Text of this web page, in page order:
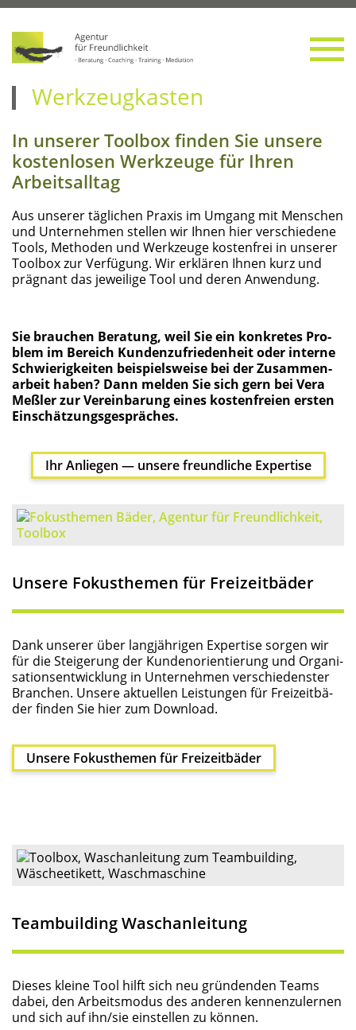
Tool­box — unser
Werkzeugkasten
In unse­rer Tool­box fin­den Sie unse­re
kos­ten­lo­sen Werk­zeu­ge für Ihren
Arbeitsalltag
Aus unse­rer täg­li­chen Pra­xis im Umgang mit Men­schen
und Unter­neh­men stel­len wir Ihnen hier ver­schie­de­ne
Tools, Metho­den und Werk­zeu­ge kos­ten­frei in unse­rer
Tool­box zur Ver­fü­gung. Wir erklä­ren Ihnen kurz und
prä­gnant das jewei­li­ge Tool und deren Anwendung.
Sie brau­chen Bera­tung, weil Sie ein kon­kre­tes Pro­
blem im Bereich Kun­den­zu­frie­den­heit oder inter­ne
Schwie­rig­kei­ten bei­spiels­wei­se bei der Zusam­men­
ar­beit haben? Dann mel­den Sie sich gern bei Vera
Meß­ler zur Ver­ein­ba­rung eines kos­ten­frei­en ers­ten
Einschätzungsgespräches.
Ihr Anlie­gen — unse­re freund­li­che Expertise
Unse­re Fokus­the­men für Freizeitbäder
Dank unse­rer über lang­jäh­ri­gen Exper­ti­se sor­gen wir
für die Stei­ge­rung der Kun­den­ori­en­tie­rung und Orga­ni­
sa­ti­ons­ent­wick­lung in Unter­neh­men ver­schie­dens­ter
Bran­chen. Unse­re aktu­el­len Leis­tun­gen für Frei­zeit­bä­
der fin­den Sie hier zum Download.
Unse­re Fokus­the­men für Freizeitbäder
Team­buil­ding Waschanleitung
Die­ses klei­ne Tool hilft sich neu grün­den­den Teams
dabei, den Arbeits­mo­dus des ande­ren ken­nen­zu­ler­nen
und sich auf ihn/sie ein­stel­len zu können.